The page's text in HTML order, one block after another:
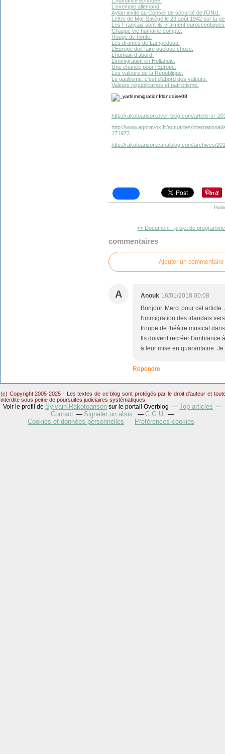
L'exemple allemand.
Aylan invité au Conseil de sécurité de l'ONU.
Lettre de Mgr Saliège le 23 août 1942 sur la
Les Français sont-ils vraiment
Chaque vie humaine compte.
Rouge de honte.
Les drames de Lampedusa.
L’Europe doit faire quelque chose.
L’humain d’abord.
L’immigration en Hollandie.
Une chance pour l‘Europe.
Les valeurs de la République.
Le gaullisme, c’est d’abord des valeurs.
Valeurs républicaines et patriotisme.
http://rakotoarison.over-blog.com/article-sr-
http://www.agoravox.fr/actualites/
171973
http://rakotoarison.canalblog.com/archives/
<< Document : projet de
commentaires
Ajouter un commentaire
A Anouk 16/01/2018 00:08
Bonjour. Merci pour cet
l'immigration des irlandais
troupe de théâtre musical
Ils doivent recréer l'ambiance
à leur mise en quarantaine.
Répondre
(c) Copyright 2005-2025 - Les textes de ce blog sont protégés par le droit d'auteur et
interdite sous peine de poursuites judiciaires systématiques.
Voir le profil de Sylvain Rakotoarison sur le portail Overblog
Top articles
Contact
Signaler un abus
C.G.U.
Cookies et données personnelles
Préférences cookies